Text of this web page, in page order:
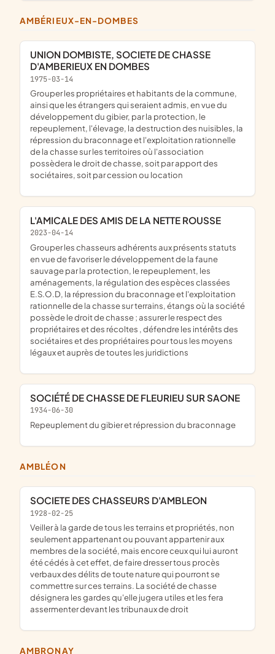
AMBÉRIEUX-EN-DOMBES
UNION DOMBISTE, SOCIETE DE CHASSE
D'AMBERIEUX EN DOMBES
1975-03-14
grouper les propriétaires et habitants de la commune,
ainsi que les étrangers qui seraient admis, en vue du
développement du gibier, par la protection, le
repeuplement, l'élevage, la destruction des nuisibles, la
répression du braconnage et l'exploitation rationnelle
de la chasse sur les territoires où l'association
possèdera le droit de chasse, soit par apport des
sociétaires, soit par cession ou location
L'AMICALE DES AMIS DE LA NETTE ROUSSE
2023-04-14
grouper les chasseurs adhérents aux présents statuts
en vue de favoriser le développement de la faune
sauvage par la protection, le repeuplement, les
aménagements, la régulation des espèces classées
E.S.O.D, la répression du braconnage et l'exploitation
rationnelle de la chasse sur terrains, étangs où la société
possède le droit de chasse ; assurer le respect des
propriétaires et des récoltes , défendre les intérêts des
sociétaires et des propriétaires pour tous les moyens
légaux et auprès de toutes les juridictions
SOCIÉTÉ DE CHASSE DE FLEURIEU SUR SAONE
1934-06-30
repeuplement du gibier et répression du braconnage
AMBLÉON
SOCIETE DES CHASSEURS D'AMBLEON
1928-02-25
veiller à la garde de tous les terrains et propriétés, non
seulement appartenant ou pouvant appartenir aux
membres de la société, mais encore ceux qui lui auront
été cédés à cet effet, de faire dresser tous procès
verbaux des délits de toute nature qui pourront se
commettre sur ces terrains. La société de chasse
désignera les gardes qu'elle jugera utiles et les fera
assermenter devant les tribunaux de droit
AMBRONAY